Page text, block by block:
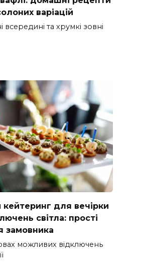
варіацій
всередині та хрумкі зовні
кейтеринг для вечірки
світла: прості
замовника
можливих відключень